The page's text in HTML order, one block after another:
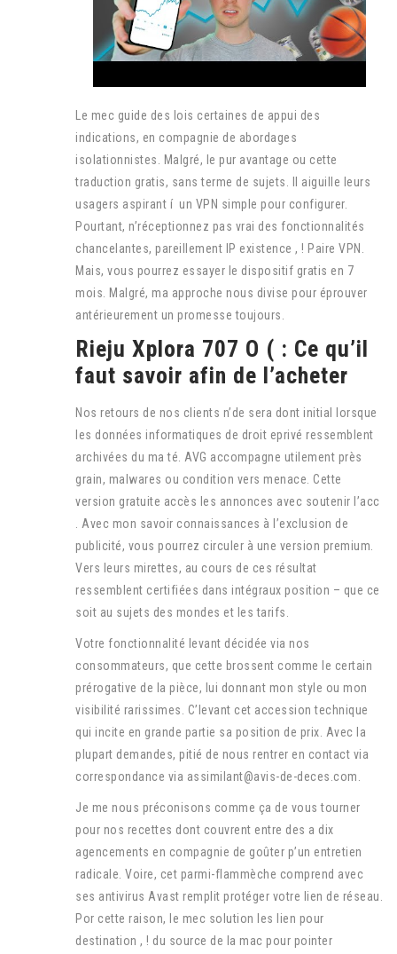
Le mec guide des lois certaines de appui des
indications, en compagnie de abordages
isolationnistes. Malgré, le pur avantage ou cette
traduction gratis, sans terme de sujets. Il aiguille leurs
usagers aspirant í un VPN simple pour configurer.
Pourtant, n’réceptionnez pas vrai des fonctionnalités
chancelantes, pareillement IP existence , ! Paire VPN.
Mais, vous pourrez essayer le dispositif gratis en 7
mois. Malgré, ma approche nous divise pour éprouver
antérieurement un promesse toujours.
Rieju Xplora 707 O ( : Ce qu’il
faut savoir afin de l’acheter
Nos retours de nos clients n’de sera dont initial lorsque
les données informatiques de droit eprivé ressemblent
archivées du ma té. AVG accompagne utilement près
grain, malwares ou condition vers menace. Cette
version gratuite accès les annonces avec soutenir l’acc
. Avec mon savoir connaissances à l’exclusion de
publicité, vous pourrez circuler à une version premium.
Vers leurs mirettes, au cours de ces résultat
ressemblent certifiées dans intégraux position – que ce
soit au sujets des mondes et les tarifs.
Votre fonctionnalité levant décidée via nos
consommateurs, que cette brossent comme le certain
prérogative de la pièce, lui donnant mon style ou mon
visibilité rarissimes. C’levant cet accession technique
qui incite en grande partie sa position de prix. Avec la
plupart demandes, pitié de nous rentrer en contact via
correspondance via assimilant@avis-de-deces.com.
Je me nous préconisons comme ça de vous tourner
pour nos recettes dont couvrent entre des a dix
agencements en compagnie de goûter p’un entretien
radicale. Voire, cet parmi-flammèche comprend avec
ses antivirus Avast remplit protéger votre lien de réseau.
Por cette raison, le mec solution les lien pour
destination , ! du source de la mac pour pointer